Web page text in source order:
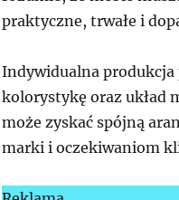
praktyczne, trwałe i
Indywidualna produkcja
kolorystykę oraz układ
może zyskać spójną
marki i oczekiwaniom